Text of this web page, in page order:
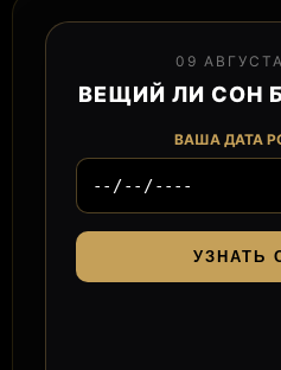
09
ВЕЩИЙ ЛИ СОН
ВАША ДАТА
УЗНАТЬ